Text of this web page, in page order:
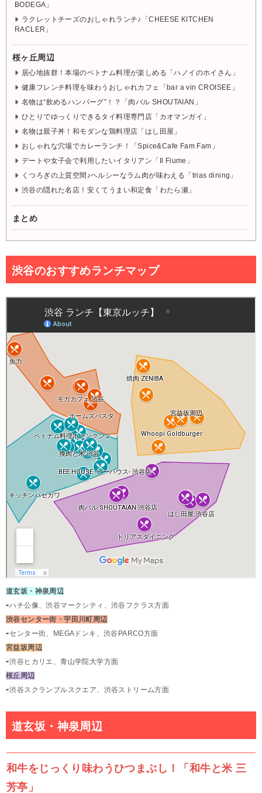
BODEGA」
ラクレットチーズのおしゃれランチ♪「CHEESE KITCHEN
RACLER」
桜ヶ丘周辺
居心地抜群！本場のベトナム料理が楽しめる「ハノイのホイさん」
健康フレンチ料理を味わうおしゃれカフェ「bar a vin CROISEE」
名物は“飲めるハンバーグ”！？「肉バル SHOUTAIAN」
ひとりでゆっくりできるタイ料理専門店「カオマンガイ」
名物は親子丼！和モダンな鶏料理店「はし田屋」
おしゃれな穴場でカレーランチ！「Spice&Cafe Fam Fam」
デートや女子会で利用したいイタリアン「Il Fiume」
くつろぎの上質空間♪ヘルシーなラム肉が味わえる「trias dining」
渋谷の隠れた名店！安くてうまい和定食「わたら瀬」
まとめ
渋谷のおすすめランチマップ
道玄坂・神泉周辺
⇨ハチ公像、渋谷マークシティ、渋谷フクラス方面
渋谷センター街・宇田川町周辺
⇨センター街、MEGAドンキ、渋谷PARCO方面
宮益坂周辺
⇨渋谷ヒカリエ、青山学院大学方面
桜丘周辺
⇨渋谷スクランブルスクエア、渋谷ストリーム方面
道玄坂・神泉周辺
和牛をじっくり味わうひつまぶし！「和牛と米 三
芳亭」